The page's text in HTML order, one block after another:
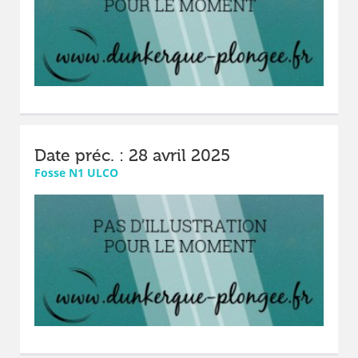
Date préc. : 28 avril 2025
Fosse N1 ULCO